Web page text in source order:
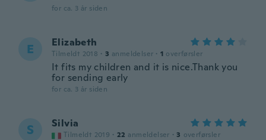
for ca. 3 år siden
E Elizabeth
Tilmeldt 2018 · 3 anmeldelser · 1 overførsler
It fits my children and it is nice.Thank you
for sending early
for ca. 3 år siden
S Silvia
Tilmeldt 2019 · 22 anmeldelser · 3 overførsler